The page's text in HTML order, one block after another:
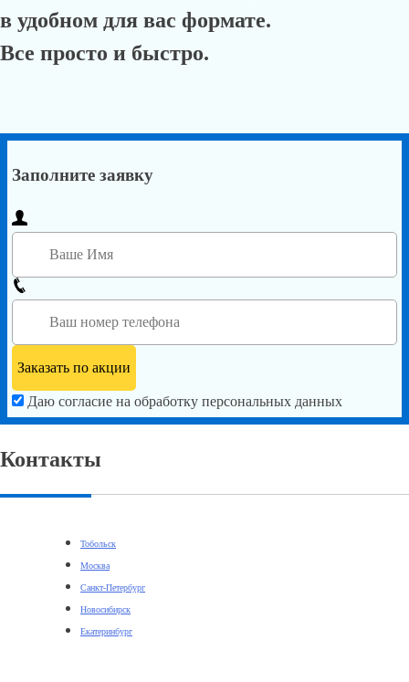
в удобном для вас формате.
Все просто и быстро.
Заполните заявку
Даю согласие на обработку персональных данных
Контакты
Тобольск
Москва
Санкт-Петербург
Новосибирск
Екатеринбург